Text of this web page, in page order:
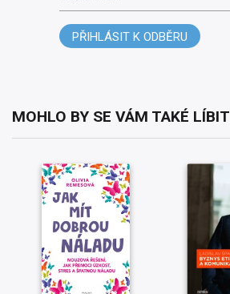
PŘIHLÁSIT K ODBĚRU
MOHLO BY SE VÁM TAKÉ LÍBIT